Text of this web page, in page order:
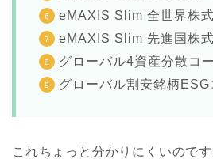
eMAXIS Slim 全世界株
eMAXIS Slim 先進国株
グローバル4資産分散コ
グローバル割安銘柄ESG
これちょっと分かりにくいので